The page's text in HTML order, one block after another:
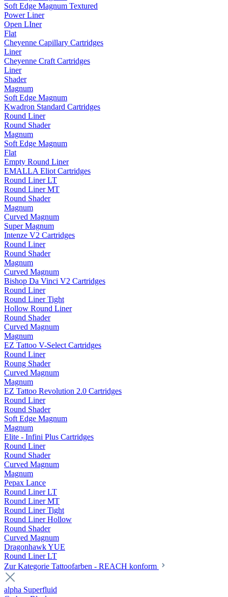
Soft Edge Magnum Textured
Power Liner
Open LIner
Flat
Cheyenne Capillary Cartridges
Liner
Cheyenne Craft Cartridges
Liner
Shader
Magnum
Soft Edge Magnum
Kwadron Standard Cartridges
Round Liner
Round Shader
Magnum
Soft Edge Magnum
Flat
Empty Round Liner
EMALLA Eliot Cartridges
Round Liner LT
Round Liner MT
Round Shader
Magnum
Curved Magnum
Super Magnum
Intenze V2 Cartridges
Round Liner
Round Shader
Magnum
Curved Magnum
Bishop Da Vinci V2 Cartridges
Round Liner
Round Liner Tight
Hollow Round Liner
Round Shader
Curved Magnum
Magnum
EZ Tattoo V-Select Cartridges
Round Liner
Roung Shader
Curved Magnum
Magnum
EZ Tattoo Revolution 2.0 Cartridges
Round Liner
Round Shader
Soft Edge Magnum
Magnum
Elite - Infini Plus Cartridges
Round Liner
Round Shader
Curved Magnum
Magnum
Pepax Lance
Round Liner LT
Round Liner MT
Round Liner Tight
Round Liner Hollow
Round Shader
Curved Magnum
Dragonhawk YUE
Round Liner LT
Zur Kategorie Tattoofarben - REACH konform
alpha Superfluid